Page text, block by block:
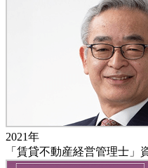
2021年
「賃貸不動産経営管理士」